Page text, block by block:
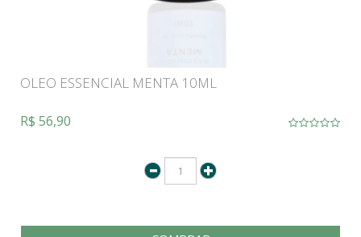
OLEO ESSENCIAL MENTA 10ML
R$ 56,90